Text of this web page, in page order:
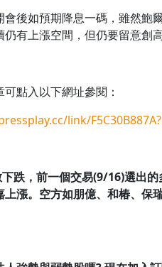
會後如預期降息一碼，雖然鮑
有上漲空間，但仍要留意創
點入以下網址參閱：
link/
跌，前一個交易(9/16)選出的
上漲。空方如朋億、和椿、保